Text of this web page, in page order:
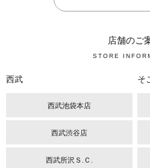
店舗のご
STORE
西武
西武池袋本店
西武渋谷店
西武所沢Ｓ.Ｃ.
そ